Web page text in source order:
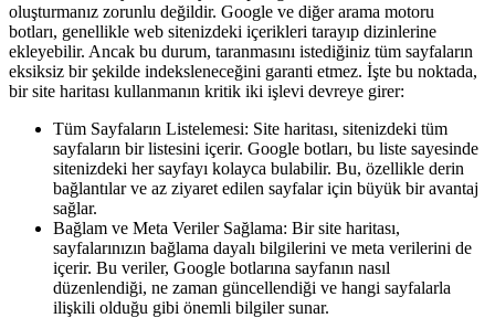
oluşturmanız zorunlu değildir. Google ve diğer arama motoru
botları, genellikle web sitenizdeki içerikleri tarayıp dizinlerine
ekleyebilir. Ancak bu durum, taranmasını istediğiniz tüm sayfaların
eksiksiz bir şekilde indeksleneceğini garanti etmez. İşte bu noktada,
bir site haritası kullanmanın kritik iki işlevi devreye girer:
Tüm Sayfaların Listelemesi: Site haritası, sitenizdeki tüm
sayfaların bir listesini içerir. Google botları, bu liste sayesinde
sitenizdeki her sayfayı kolayca bulabilir. Bu, özellikle derin
bağlantılar ve az ziyaret edilen sayfalar için büyük bir avantaj
sağlar.
Bağlam ve Meta Veriler Sağlama: Bir site haritası,
sayfalarınızın bağlama dayalı bilgilerini ve meta verilerini de
içerir. Bu veriler, Google botlarına sayfanın nasıl
düzenlendiği, ne zaman güncellendiği ve hangi sayfalarla
ilişkili olduğu gibi önemli bilgiler sunar.